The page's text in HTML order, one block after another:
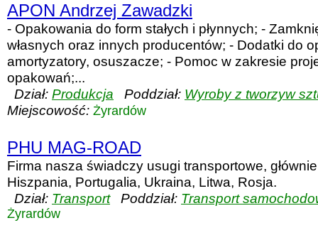
APON Andrzej Zawadzki
- Opakowania do form stałych i płynnych; -
własnych oraz innych producentów; - Dodatki do
amortyzatory, osuszacze; - Pomoc w zakresie
opakowań;...
Dział: Produkcja Poddział: Wyroby z tworzyw
Miejscowość: Żyrardów
PHU MAG-ROAD
Firma nasza świadczy usugi transportowe,
Hiszpania, Portugalia, Ukraina, Litwa, Rosja.
Dział: TransportPoddział: Transport
Żyrardów